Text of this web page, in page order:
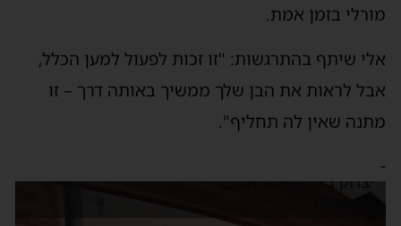
מורלי בזמן אמת.
אלי שיתף בהתרגשות: "זו זכות לפעול למען הכלל,
אבל לראות את הבן שלך ממשיך באותה דרך – זו
מתנה שאין לה תחליף".
-